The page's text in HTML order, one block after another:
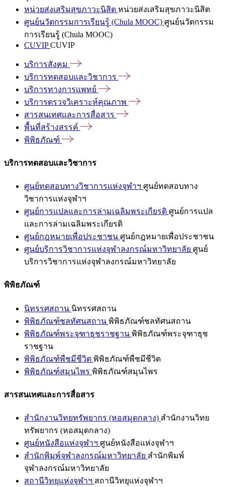
หน่วยส่งเสริมสุขภาวะนิสิต หน่วยส่งเสริมสุขภาวะนิสิต
ศูนย์นวัตกรรมการเรียนรู้ (Chula MOOC) ศูนย์นวัตกรรม
การเรียนรู้ (Chula MOOC)
CUVIPCUVIP
บริการสังคม
บริการทดสอบและวิชาการ
บริการทางการแพทย์
บริการตรวจวิเคราะห์คุณภาพ
สารสนเทศและการสื่อสาร
พื้นที่สร้างสรรค์
พิพิธภัณฑ์
บริการทดสอบและวิชาการ
ศูนย์ทดสอบทางวิชาการแห่งจุฬาฯ ศูนย์ทดสอบทาง
วิชาการแห่งจุฬาฯ
ศูนย์การแปลและการล่ามเฉลิมพระเกียรติ ศูนย์การแปล
และการล่ามเฉลิมพระเกียรติ
ศูนย์กฎหมายเพื่อประชาชน ศูนย์กฎหมายเพื่อประชาชน
ศูนย์บริการวิชาการแห่งจุฬาลงกรณ์มหาวิทยาลัย ศูนย์
บริการวิชาการแห่งจุฬาลงกรณ์มหาวิทยาลัย
พิพิธภัณฑ์
นิทรรศสถาน นิทรรศสถาน
พิพิธภัณฑ์ชลทัศนสถาน พิพิธภัณฑ์ชลทัศนสถาน
พิพิธภัณฑ์พระจุฑาธุชราชฐาน พิพิธภัณฑ์พระจุฑาธุช
ราชฐาน
พิพิธภัณฑ์พืชมีชีวิต พิพิธภัณฑ์พืชมีชีวิต
พิพิธภัณฑ์สมุนไพร พิพิธภัณฑ์สมุนไพร
สารสนเทศและการสื่อสาร
สำนักงานวิทยทรัพยากร (หอสมุดกลาง) สำนักงานวิทย
ทรัพยากร (หอสมุดกลาง)
ศูนย์หนังสือแห่งจุฬาฯ ศูนย์หนังสือแห่งจุฬาฯ
สำนักพิมพ์จุฬาลงกรณ์มหาวิทยาลัย สำนักพิมพ์
จุฬาลงกรณ์มหาวิทยาลัย
สถานีวิทยุแห่งจุฬาฯ สถานีวิทยุแห่งจุฬาฯ